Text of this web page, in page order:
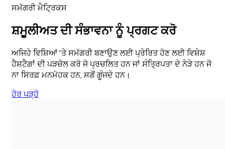
ਸਮੱਗਰੀ ਮੈਟ੍ਰਿਕਸ
ਸ਼ਮੂਲੀਅਤ ਦੀ ਸੰਭਾਵਨਾ ਨੂੰ ਪ੍ਰਗਟ ਕਰੋ
ਅਜਿਹੇ ਵਿਸ਼ਿਆਂ 'ਤੇ ਸਮੱਗਰੀ ਬਣਾਉਣ ਲਈ ਪ੍ਰੇਰਿਤ ਹੋਣ ਲਈ ਵਿਸ਼ੇਸ਼
ਹੈਸ਼ਟੈਗਾਂ ਦੀ ਪੜਚੋਲ ਕਰੋ ਜੋ ਪ੍ਰਚਲਿਤ ਹਨ ਜਾਂ ਸੰਤ੍ਰਿਪਤਾ ਦੇ ਨੇੜੇ ਹਨ ਜੋ
ਨਾ ਸਿਰਫ਼ ਮਨਮੋਹਕ ਹਨ, ਸਗੋਂ ਗੂੰਜਦੇ ਹਨ।
ਹੋਰ ਪੜ੍ਹੋ